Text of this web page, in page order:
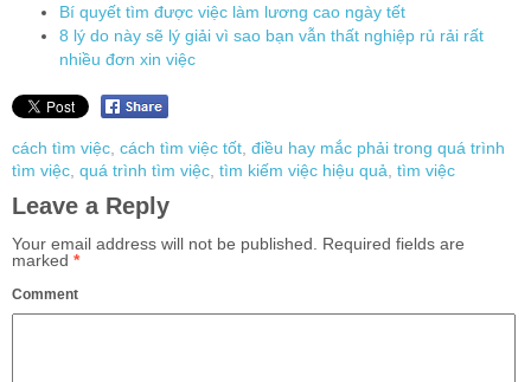
Bí quyết tìm được việc làm lương cao ngày tết
8 lý do này sẽ lý giải vì sao bạn vẫn thất nghiệp rủ rải rất
nhiều đơn xin việc
cách tìm việc cách tìm việc tốt điều hay mắc phải trong quá trình
tìm việc quá trình tìm việc tìm kiếm việc hiệu quả tìm việc
Leave a Reply
Your email address will not be published.
Required fields are
marked *
Comment